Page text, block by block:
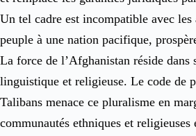
Un tel cadre est incompatible avec les
peuple à une nation pacifique,
La force de l’Afghanistan réside dans
linguistique et religieuse. Le code de
Talibans menace ce pluralisme en
communautés ethniques et religieuses